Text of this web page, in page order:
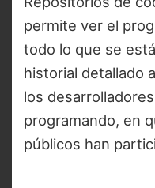
permite ver el
todo lo que se
historial detallado
los
programando, en
públicos han